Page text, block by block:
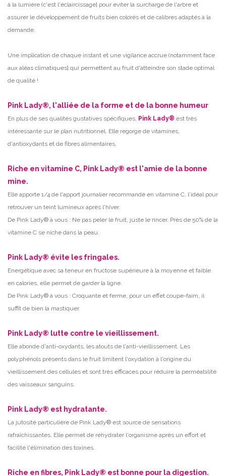
à la lumière (c'est l'éclaircissage] pour éviter la surcharge de l'arbre et
assurer le développement de fruits bien colorés et de calibres adaptés à la
demande.
Une implication de chaque instant et une vigilance accrue (notamment face
aux aléas climatiques] qui permettent au fruit d'atteindre son stade optimal
de qualité !
Pink Lady®, l'alliée de la forme et de la bonne humeur
En plus de ses qualités gustatives spécifiques, Pink Lady® est très
intéressante sur le plan nutritionnel. Elle regorge de vitamines,
d'antioxydants et de fibres alimentaires
Riche en vitamine C, Pink Lady® est l'amie de la bonne
mine.
Elle apporte 1/4 de l'apport journalier recommandé en vitamine C, l'idéal pour
retrouver un teint lumineux après l'hiver.
De Pink Lady® à vous : Ne pas peler le fruit, juste le rincer. Près de 50% de la
vitamine C se niche dans la peau.
Pink Lady® évite les fringales.
Energétique avec sa teneur en fructose supérieure à la moyenne et faible
en calories, elle permet de garder la ligne.
De Pink Lady® à vous : Croquante et ferme, pour un effet coupe-faim, il
suffit de bien la mastiquer.
Pink Lady® lutte contre le vieillissement.
Elle abonde d'anti-oxydants, les atouts de l'anti-vieillissement. Les
polyphénols présents dans le fruit limitent l'oxydation à l'origine du
vieillissement des cellules et sont très efficaces pour réduire la perméabilité
des vaisseaux sanguins.
Pink Lady® est hydratante.
La jutosité particulière de Pink Lady® est source de sensations
rafraîchissantes. Elle permet de réhydrater l'organisme après un effort et
facilité l'élimination des toxines.
Riche en fibres, Pink Lady® est bonne pour la digestion.